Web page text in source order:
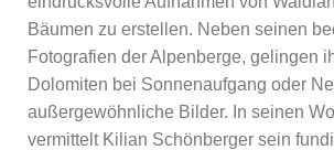
Bäumen zu erstellen. Neben seinen
Fotografien der Alpenberge, gelingen
Dolomiten bei Sonnenaufgang oder
außergewöhnliche Bilder. In seinen
vermittelt Kilian Schönberger sein